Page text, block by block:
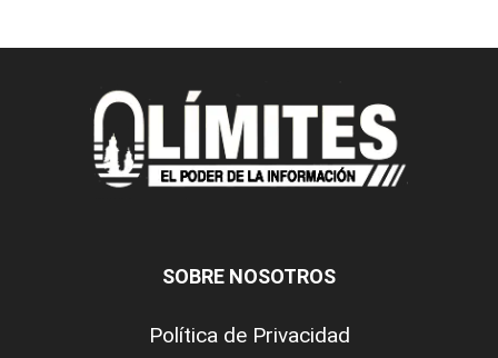
SOBRE NOSOTROS
Política de Privacidad